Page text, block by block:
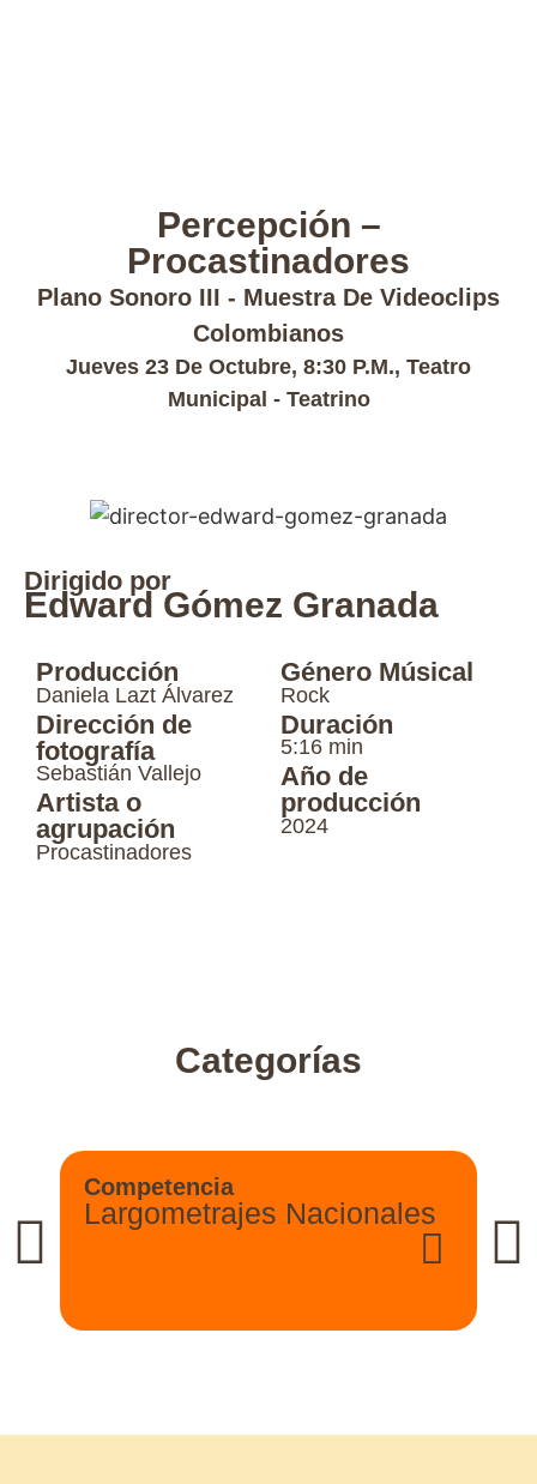
Percepción –
Procastinadores
Plano Sonoro III - Muestra De Videoclips
Colombianos
Jueves 23 De Octubre, 8:30 P.m., Teatro
Municipal - Teatrino
Dirigido por
Edward Gómez Granada
Producción
Daniela Lazt Álvarez
Dirección de
fotografía
Sebastián Vallejo
Artista o
agrupación
Procastinadores
Género Músical
Rock
Duración
5:16 min
Año de
producción
2024
Categorías
Competencia
Largometrajes Nacionales